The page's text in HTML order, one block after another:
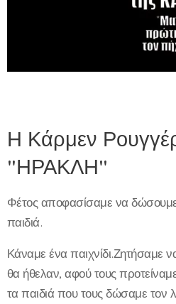
Η Κάρμεν
"ΗΡΑΚΛΗ"
Φέτος αποφασίσαμε να δώσουμε
παιδιά.
Κάναμε ένα παιχνίδι.Ζητήσαμε
θα ήθελαν, αφού τους
τα παιδιά που τους δώσαμε τον